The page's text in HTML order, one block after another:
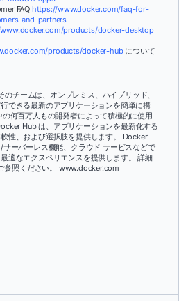
FAQ https://www.docker.com/faq-for-
and-partners
products/docker-desktop
products/docker-hubについて
チームは、オンプレミス、ハイブリッド、
できる最新のアプリケーションを簡単に構
何百万人もの開発者によって積極的に使用
Hub は、アプリケーションを最新化する
性、および選択肢を提供します。 Docker
ーバーレス機能、クラウド サービスなどで
適なエクスペリエンスを提供します。 詳細
参照ください。 www.docker.com